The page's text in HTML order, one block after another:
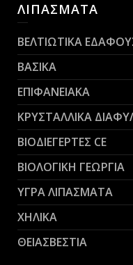
ΛΙΠΑΣΜΑΤΑ
ΒΕΛΤΙΩΤΙΚΑ
ΒΑΣΙΚΑ
ΕΠΙΦΑΝΕΙΑΚΑ
ΚΡΥΣΤΑΛΛΙΚΑ
ΒΙΟΔΙΕΓΕΡΤΕΣ CE
ΒΙΟΛΟΓΙΚΗ ΓΕΩΡΓΙΑ
ΥΓΡΑ ΛΙΠΑΣΜΑΤΑ
ΧΗΛΙΚΑ
ΘΕΙΑΣΒΕΣΤΙΑ